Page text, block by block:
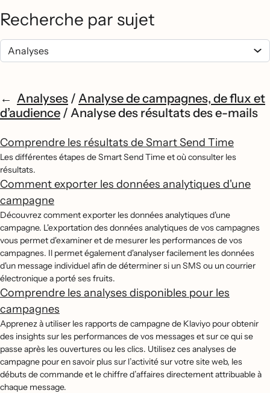
Recherche par sujet
Analyses / Analyse de campagnes, de flux et
d’audience / Analyse des résultats des e-mails
Comprendre les résultats de Smart Send Time
Les différentes étapes de Smart Send Time et où consulter les
résultats.
Comment exporter les données analytiques d'une
campagne
Découvrez comment exporter les données analytiques d'une
campagne. L'exportation des données analytiques de vos campagnes
vous permet d'examiner et de mesurer les performances de vos
campagnes. Il permet également d'analyser facilement les données
d'un message individuel afin de déterminer si un SMS ou un courrier
électronique a porté ses fruits.
Comprendre les analyses disponibles pour les
campagnes
Apprenez à utiliser les rapports de campagne de Klaviyo pour obtenir
des insights sur les performances de vos messages et sur ce qui se
passe après les ouvertures ou les clics. Utilisez ces analyses de
campagne pour en savoir plus sur l’activité sur votre site web, les
débuts de commande et le chiffre d’affaires directement attribuable à
chaque message.